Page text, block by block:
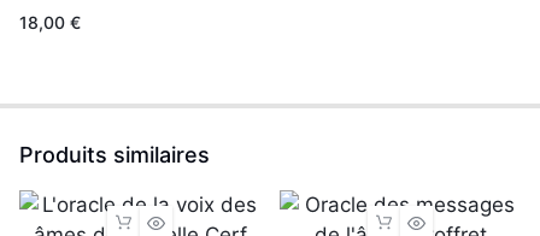
18,00 €
Produits similaires